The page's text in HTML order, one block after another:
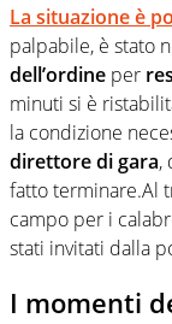
La situazione è
palpabile, è stato
dell’ordine per
minuti si è
la condizione
direttore di gara,
fatto terminare.Al
campo per i
stati invitati dalla
I momenti